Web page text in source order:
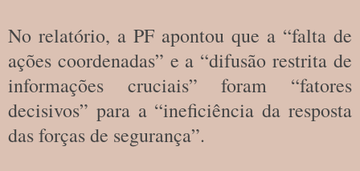
No relatório, a PF apontou que a “falta de
ações coordenadas” e a “difusão restrita de
informações cruciais” foram “fatores
decisivos” para a “ineficiência da resposta
das forças de segurança”.